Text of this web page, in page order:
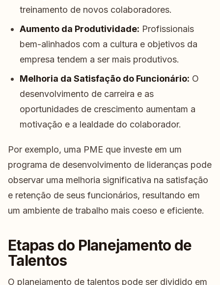
treinamento de novos colaboradores.
Aumento da Produtividade: Profissionais
bem-alinhados com a cultura e objetivos da
empresa tendem a ser mais produtivos.
Melhoria da Satisfação do Funcionário: O
desenvolvimento de carreira e as
oportunidades de crescimento aumentam a
motivação e a lealdade do colaborador.
Por exemplo, uma PME que investe em um
programa de desenvolvimento de lideranças pode
observar uma melhoria significativa na satisfação
e retenção de seus funcionários, resultando em
um ambiente de trabalho mais coeso e eficiente.
Etapas do Planejamento de
Talentos
O planejamento de talentos pode ser dividido em